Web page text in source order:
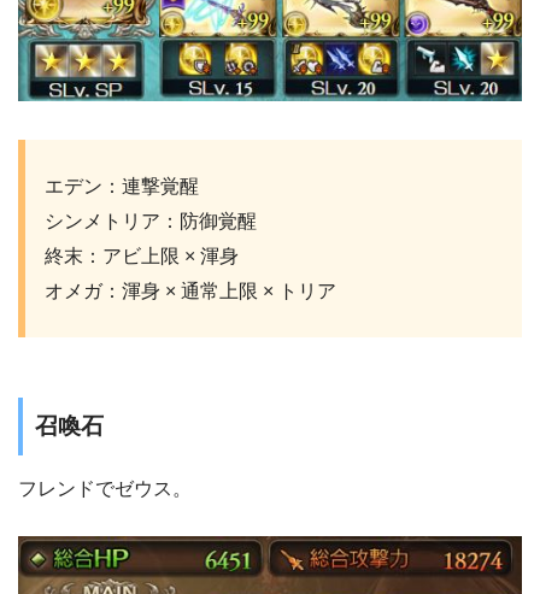
エデン：連撃覚醒
シンメトリア：防御覚醒
終末：アビ上限 × 渾身
オメガ：渾身 × 通常上限 × トリア
召喚石
フレンドでゼウス。